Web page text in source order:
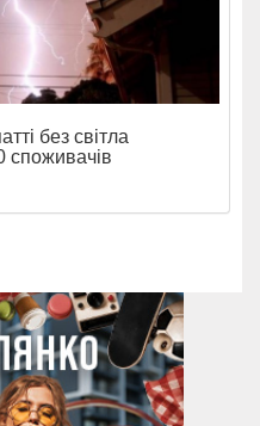
без світла
споживачів